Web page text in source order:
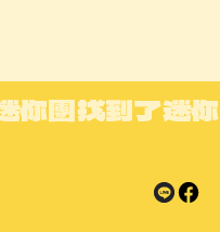
你團找到了迷